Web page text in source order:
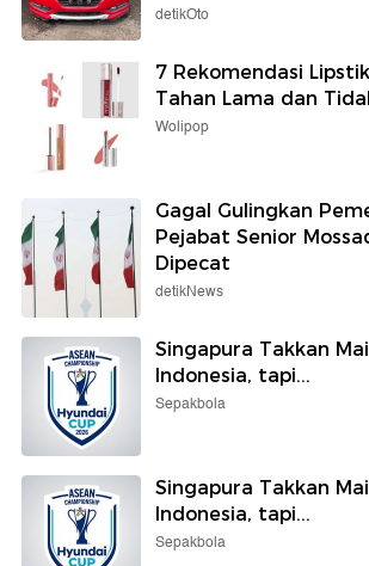
detikOto
7 Rekomendasi
Tahan Lama dan
Wolipop
Gagal Gulingkan
Pejabat Senior
Dipecat
detikNews
Singapura Takkan
Indonesia, tapi...
Sepakbola
Singapura Takkan
Indonesia, tapi...
Sepakbola